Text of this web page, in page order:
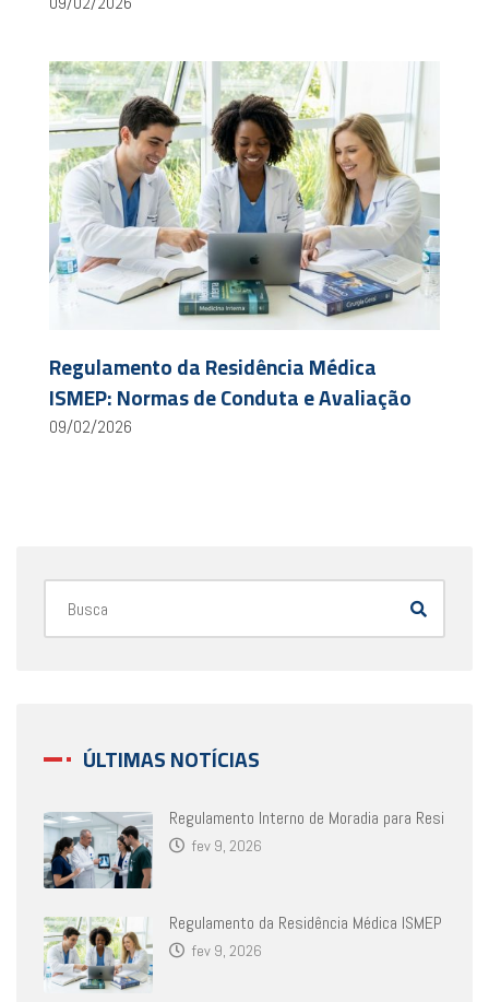
Regulamento da Residência Médica
ISMEP: Normas de Conduta e Avaliação
09/02/2026
ÚLTIMAS NOTÍCIAS
Regulamento Interno de Moradia para Resi
fev 9, 2026
Regulamento da Residência Médica ISMEP
fev 9, 2026